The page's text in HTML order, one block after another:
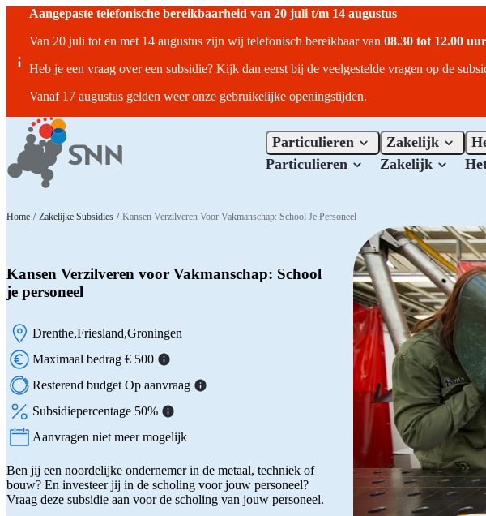
Aangepaste telefonische bereikbaarheid van 20 juli t/m 14 augustus
Van 20 juli tot en met 14 augustus zijn wij telefonisch bereikbaar van 08.30 tot 12.00 uur
Heb je een vraag over een subsidie? Kijk dan eerst bij de veelgestelde vragen op de
Vanaf 17 augustus gelden weer onze gebruikelijke openingstijden.
Particulieren
Particulieren
Zakelijk
Zakelijk
Home / Zakelijke Subsidies / Kansen Verzilveren Voor Vakmanschap: School Je Personeel
Kansen Verzilveren voor Vakmanschap: School
je personeel
Locatie:
Drenthe Friesland Groningen
Maximaal bedrag € 500
Resterend budget Op aanvraag
Subsidiepercentage 50%
Status:
Aanvragen niet meer mogelijk
Ben jij een noordelijke ondernemer in de metaal, techniek of
bouw? En investeer jij in de scholing voor jouw personeel?
Vraag deze subsidie aan voor de scholing van jouw personeel.